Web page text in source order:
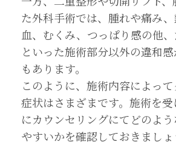
た外科手術では、腫れや痛み
血、むくみ、つっぱり感の他
といった施術部分以外の違和
もあります。
このように、施術内容によっ
症状はさまざまです。施術を
にカウンセリングにてどのよ
やすいかを確認しておきましょ